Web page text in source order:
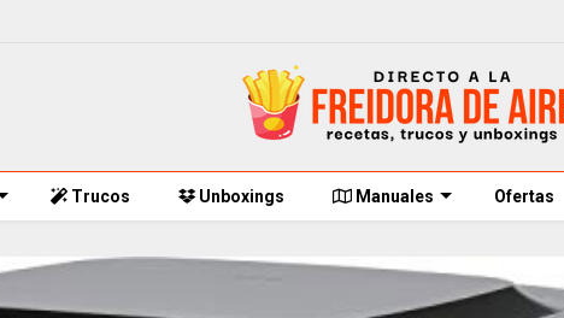
Trucos Unboxings Manuales Ofertas